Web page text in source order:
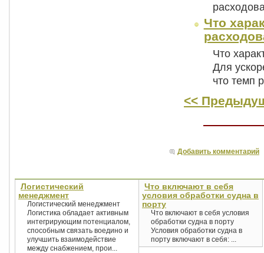
Что
Что
Для
что темп
<<
Добавить комментарий
Логистический
менеджмент
Логистический менеджмент
Логистика обладает активным
интегрирующим потенциалом,
способным связать воедино и
улучшить взаимодействие
между снабжением, прои...
Что включают в себя
условия обработки судна в
порту
Что включают в себя условия
обработки судна в порту
Условия обработки судна в
порту включают в себя: ...